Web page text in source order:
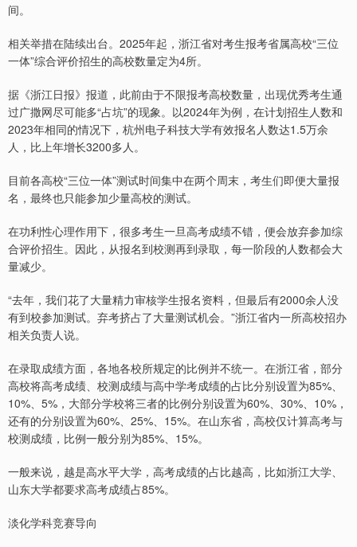
间。
相关举措在陆续出台。2025年起，浙江省对考生报考省属高校“三位
一体”综合评价招生的高校数量定为4所。
据《浙江日报》报道，此前由于不限报考高校数量，出现优秀考生通
过广撒网尽可能多“占坑”的现象。以2024年为例，在计划招生人数和
2023年相同的情况下，杭州电子科技大学有效报名人数达1.5万余
人，比上年增长3200多人。
目前各高校“三位一体”测试时间集中在两个周末，考生们即便大量报
名，最终也只能参加少量高校的测试。
在功利性心理作用下，很多考生一旦高考成绩不错，便会放弃参加综
合评价招生。因此，从报名到校测再到录取，每一阶段的人数都会大
量减少。
“去年，我们花了大量精力审核学生报名资料，但最后有2000余人没
有到校参加测试。弃考挤占了大量测试机会。”浙江省内一所高校招办
相关负责人说。
在录取成绩方面，各地各校所规定的比例并不统一。在浙江省，部分
高校将高考成绩、校测成绩与高中学考成绩的占比分别设置为85%、
10%、5%，大部分学校将三者的比例分别设置为60%、30%、10%，
还有的分别设置为60%、25%、15%。在山东省，高校仅计算高考与
校测成绩，比例一般分别为85%、15%。
一般来说，越是高水平大学，高考成绩的占比越高，比如浙江大学、
山东大学都要求高考成绩占85%。
淡化学科竞赛导向